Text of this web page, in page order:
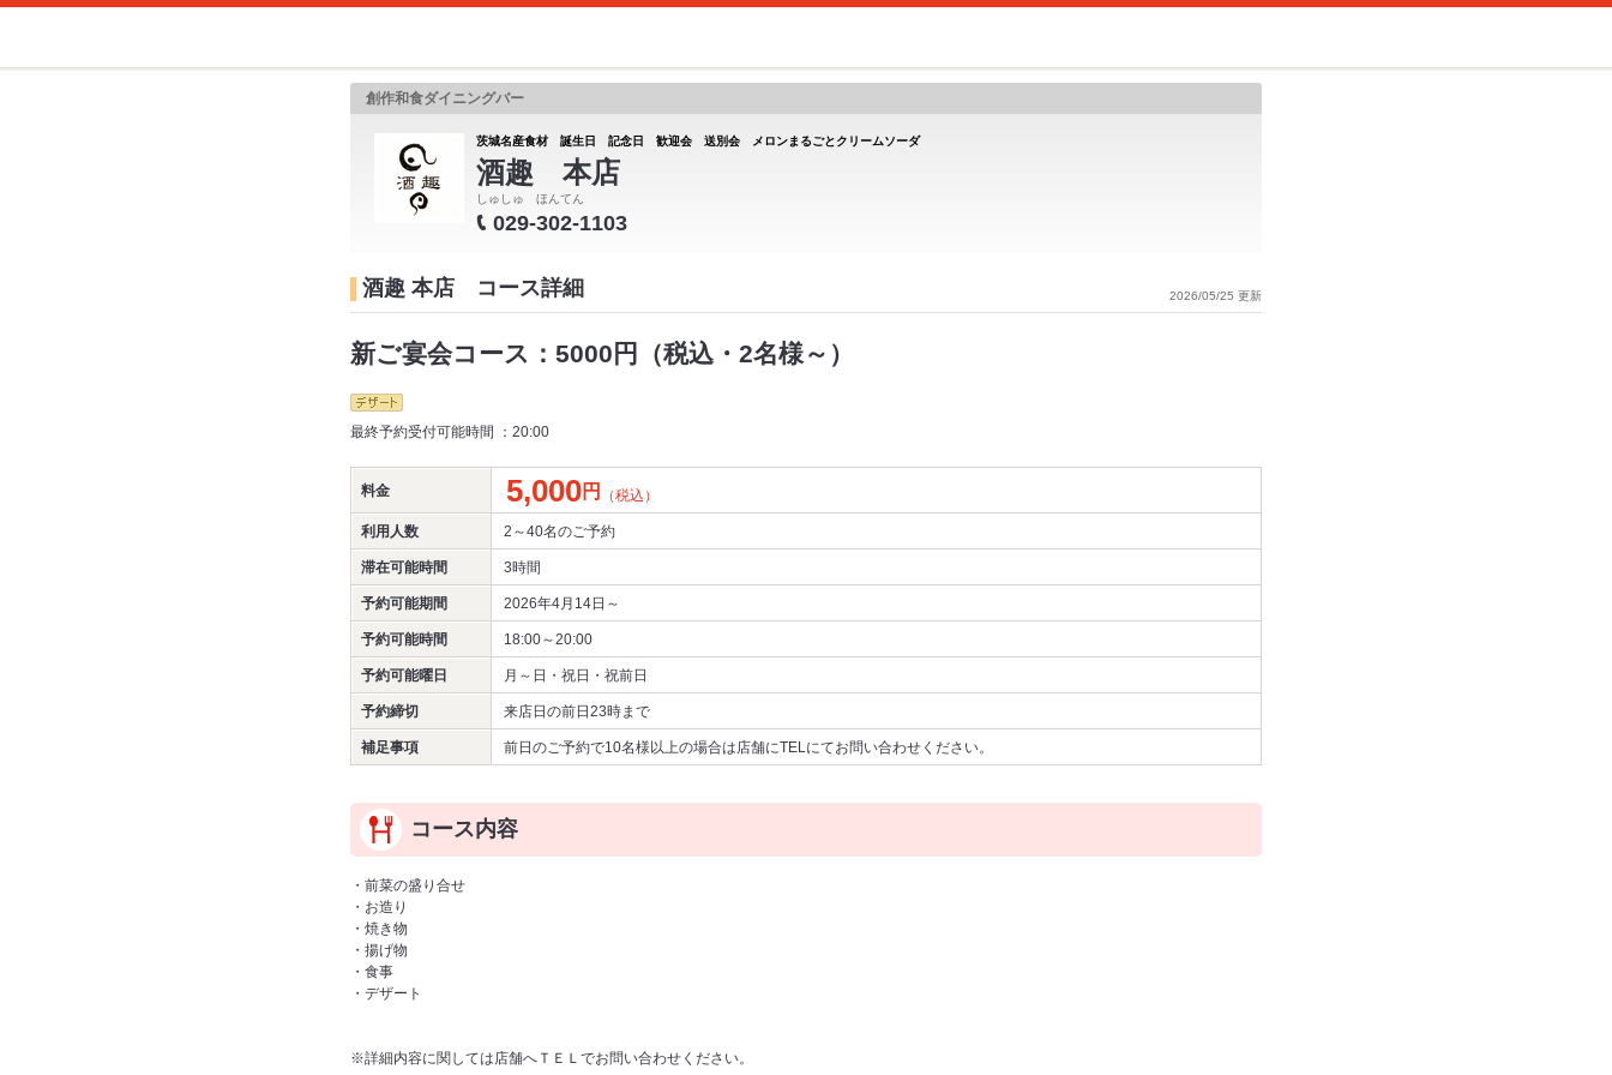
創作和食ダイニングバー
茨城名産食材 誕生日 記念日 歓迎会 送別会 メロンまるごとクリームソーダ
酒趣 本店
しゅしゅ ほんてん
029-302-1103
2026/05/25 更新
酒趣 本店 コース詳細
新ご宴会コース：5000円（税込・2名様～）
最終予約受付可能時間 ：20:00
料金 5,000円 （税込）
利用人数 2～40名のご予約
滞在可能時間 3時間
予約可能期間 2026年4月14日～
予約可能時間 18:00～20:00
予約可能曜日 月～日・祝日・祝前日
予約締切 来店日の前日23時まで
補足事項 前日のご予約で10名様以上の場合は店舗にTELにてお問い合わせください。
コース内容
・前菜の盛り合せ
・お造り
・焼き物
・揚げ物
・食事
・デザート
※詳細内容に関しては店舗へＴＥＬでお問い合わせください。